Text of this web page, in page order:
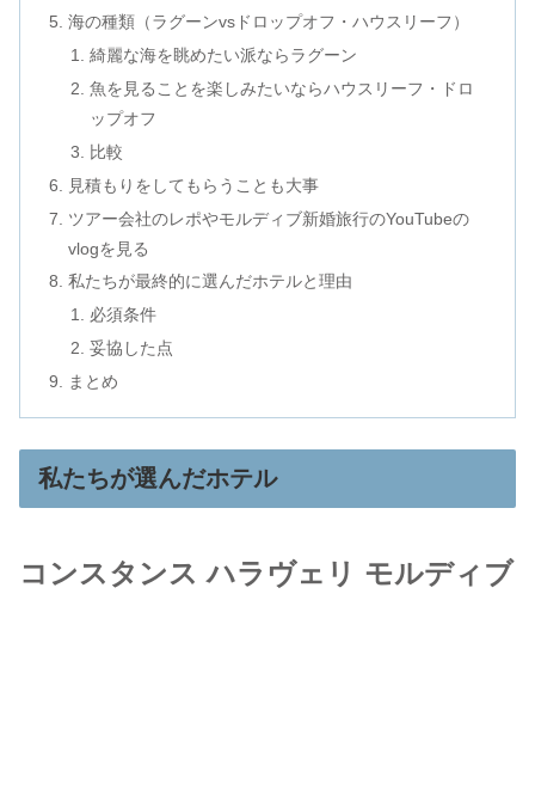
海の種類（ラグーンvsドロップオフ・ハウスリーフ）
綺麗な海を眺めたい派ならラグーン
魚を見ることを楽しみたいならハウスリーフ・ドロ
ップオフ
比較
見積もりをしてもらうことも大事
ツアー会社のレポやモルディブ新婚旅行のYouTubeの
vlogを見る
私たちが最終的に選んだホテルと理由
必須条件
妥協した点
まとめ
私たちが選んだホテル
コンスタンス ハラヴェリ モルディブ